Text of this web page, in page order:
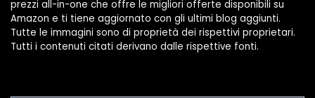
prezzi all-in-one che offre le migliori offerte disponibili su
Amazon e ti tiene aggiornato con gli ultimi blog aggiunti.
Tutte le immagini sono di proprietà dei rispettivi proprietari.
Tutti i contenuti citati derivano dalle rispettive fonti.